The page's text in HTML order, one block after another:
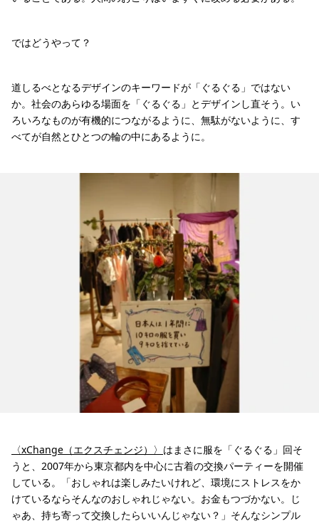
ではどうやって？
道しるべとなるデザインのキーワードが「ぐるぐる」ではない
か。社会のあらゆる場面を「ぐるぐる」とデザインし直そう。い
ろいろなものが有機的につながるように、無駄がないように、す
べてが自然とひとつの輪の中にあるように。
〈xChange（エクスチェンジ）〉 はまさに服を「ぐるぐる」回そ
うと、2007年から東京都内を中心に古着の交換パーティーを開催
している。「おしゃれは楽しみたいけれど、環境にストレスをか
けているならそんなのおしゃれじゃない。お金もつづかない。じ
ゃあ、持ち寄って交換したらいいんじゃない？」そんなシンプル